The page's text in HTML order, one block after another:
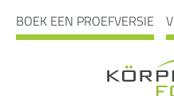
BOEK EEN PROEFVERSIE